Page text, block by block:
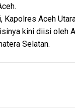
Kapolres Aceh
kini diisi oleh
Selatan.